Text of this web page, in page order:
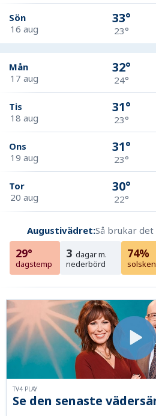
Sön
16 aug
33°
23°
Mån
17 aug
32°
24°
Tis
18 aug
31°
23°
Ons
19 aug
31°
23°
Tor
20 aug
30°
22°
Augustivädret:Så brukar det
29°
dagstemp
3 dagar m.
nederbörd
74%
solsken
Se den senaste
TV4 PLAY